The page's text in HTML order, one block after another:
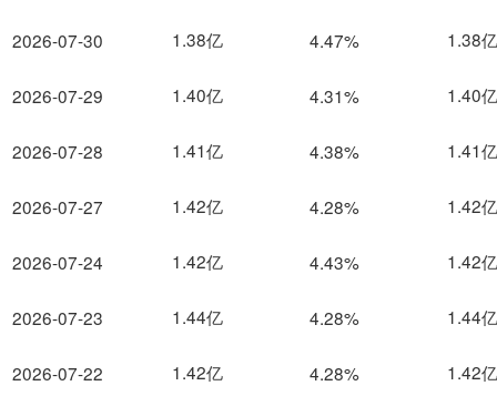
2026-07-30
2026-07-29
2026-07-28
2026-07-27
2026-07-24
2026-07-23
2026-07-22
1.38亿 4.47% 1.38亿
1.40亿 4.31% 1.40亿
1.41亿 4.38% 1.41亿
1.42亿 4.28% 1.42亿
1.42亿 4.43% 1.42亿
1.44亿 4.28% 1.44亿
1.42亿 4.28% 1.42亿